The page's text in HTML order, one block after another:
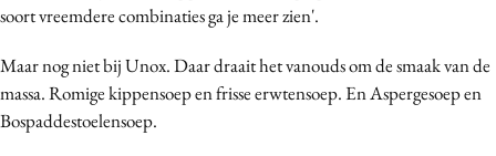
soort vreemdere combinaties ga je meer zien'.
Maar nog niet bij Unox. Daar draait het vanouds om de smaak van de
massa. Romige kippensoep en frisse erwtensoep. En Aspergesoep en
Bospaddestoelensoep.